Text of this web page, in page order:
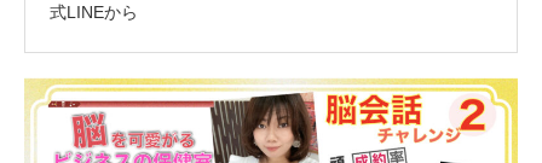
式LINEから